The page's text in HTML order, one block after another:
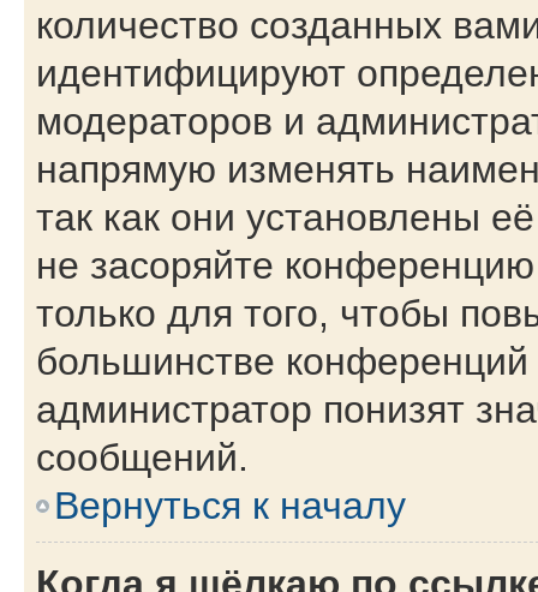
количество созданных
идентифицируют
модераторов и
напрямую изменять
так как они установлены
не засоряйте
только для того, чтобы
большинстве
администратор понизят
сообщений.
Вернуться к началу